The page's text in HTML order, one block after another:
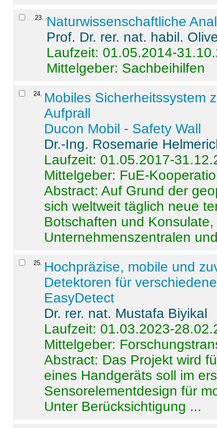
23. Naturwissenschaftliche
Prof. Dr. rer. nat. habil.
Laufzeit: 01.05.2014-
Mittelgeber: Sachbeihilfen
24. Mobiles Sicherheitssystem
Aufprall
Ducon Mobil - Safety Wall
Dr.-Ing. Rosemarie
Laufzeit: 01.05.2017-
Mittelgeber: FuE-
Abstract:Auf Grund der
sich weltweit täglich neue
Botschaften und
Unternehmenszentralen
25. Hochpräzise, mobile und
Detektoren für
EasyDetect
Dr. rer. nat. Mustafa Biyikal
Laufzeit: 01.03.2023-
Mittelgeber:
Abstract: Das Projekt wird
eines Handgeräts soll im
Sensorelementdesign für
Unter Berücksichtigung ...